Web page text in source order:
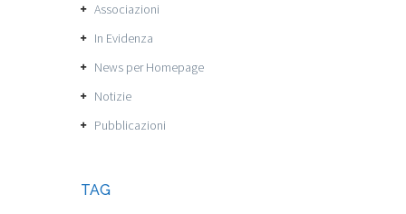
Associazioni
In Evidenza
News per Homepage
Notizie
Pubblicazioni
TAG